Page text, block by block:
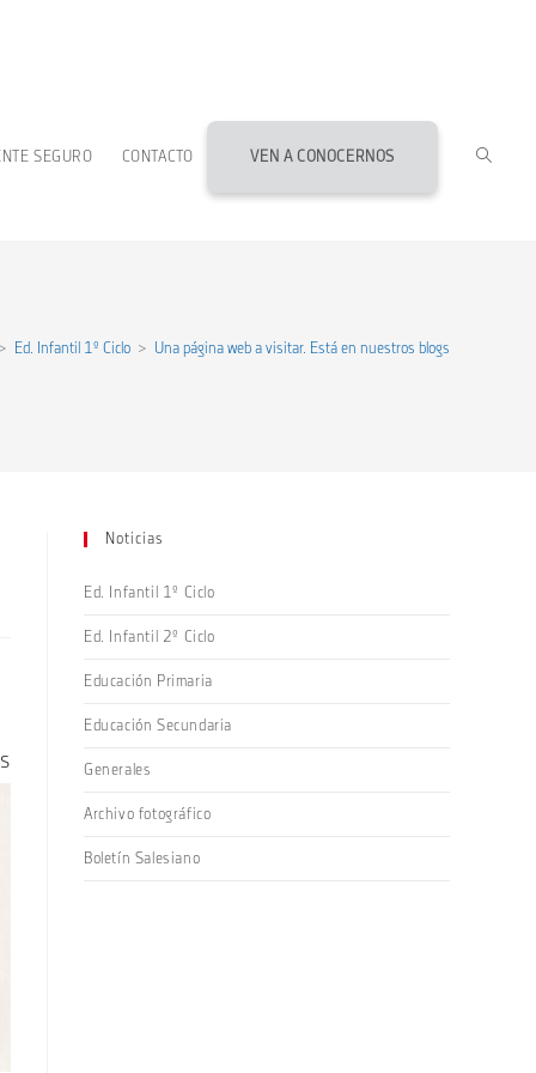
SEGURO CONTACTO VEN A CONOCERNOS
> Ed. Infantil 1º Ciclo > Una página web a visitar. Está en nuestros blogs
Noticias
Ed. Infantil 1º Ciclo
Ed. Infantil 2º Ciclo
Educación Primaria
Educación Secundaria
Generales
Archivo fotográfico
Boletín Salesiano